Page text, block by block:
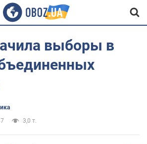
выборы в
3,0 т.